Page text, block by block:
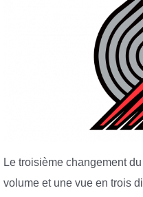
Le troisième changement
volume et une vue en trois